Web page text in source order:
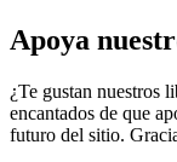
Apoya
¿Te gustan nuestros
encantados de que
futuro del sitio.